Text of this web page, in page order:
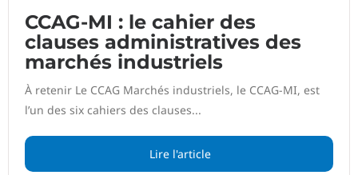
CCAG-MI : le cahier des
clauses administratives des
marchés industriels
À retenir Le CCAG Marchés industriels, le CCAG-MI, est
l’un des six cahiers des clauses...
Lire l'article